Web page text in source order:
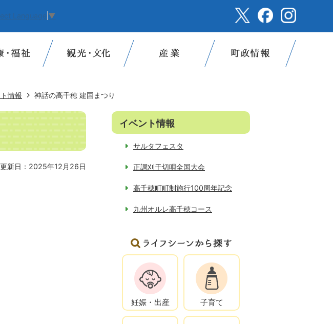
Language ▼
情報 神話の高千穂 建国まつり
更新日：2025年12月26日
イベント情報
サルタフェスタ
正調刈干切唄全国大会
高千穂町町制施行100周年記念
九州オルレ高千穂コース
妊娠・出産 子育て